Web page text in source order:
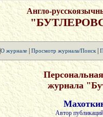
Англо-
О журнале| Просмотр журнала/Поиск|
журнала
Автор